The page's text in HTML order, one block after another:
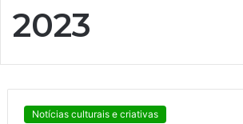
2023
Notícias culturais e criativas